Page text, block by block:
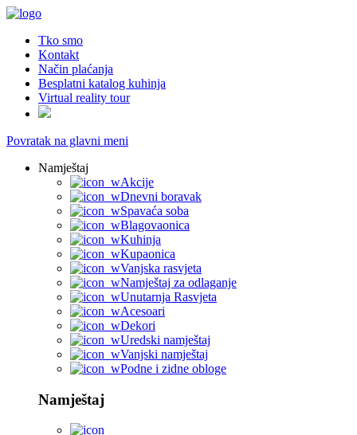
Tko smo
Kontakt
Način plaćanja
Besplatni katalog kuhinja
Virtual reality tour
Povratak na glavni meni
Namještaj
Akcije
Dnevni boravak
Spavaća soba
Blagovaonica
Kuhinja
Kupaonica
Vanjska rasvjeta
Namještaj za odlaganje
Unutarnja Rasvjeta
Acesoari
Dekori
Uredski namještaj
Vanjski namještaj
Podne i zidne obloge
Namještaj